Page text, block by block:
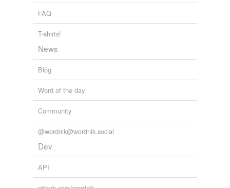
FAQ
T-shirts!
News
Blog
Word of the day
Community
@wordnik@wordnik.social
Dev
API